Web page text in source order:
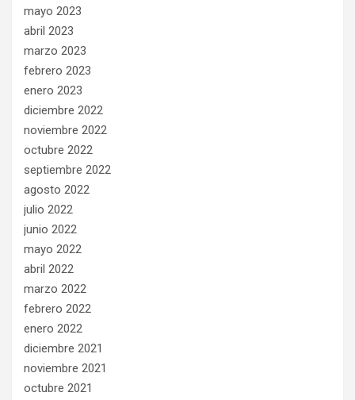
mayo 2023
abril 2023
marzo 2023
febrero 2023
enero 2023
diciembre 2022
noviembre 2022
octubre 2022
septiembre 2022
agosto 2022
julio 2022
junio 2022
mayo 2022
abril 2022
marzo 2022
febrero 2022
enero 2022
diciembre 2021
noviembre 2021
octubre 2021